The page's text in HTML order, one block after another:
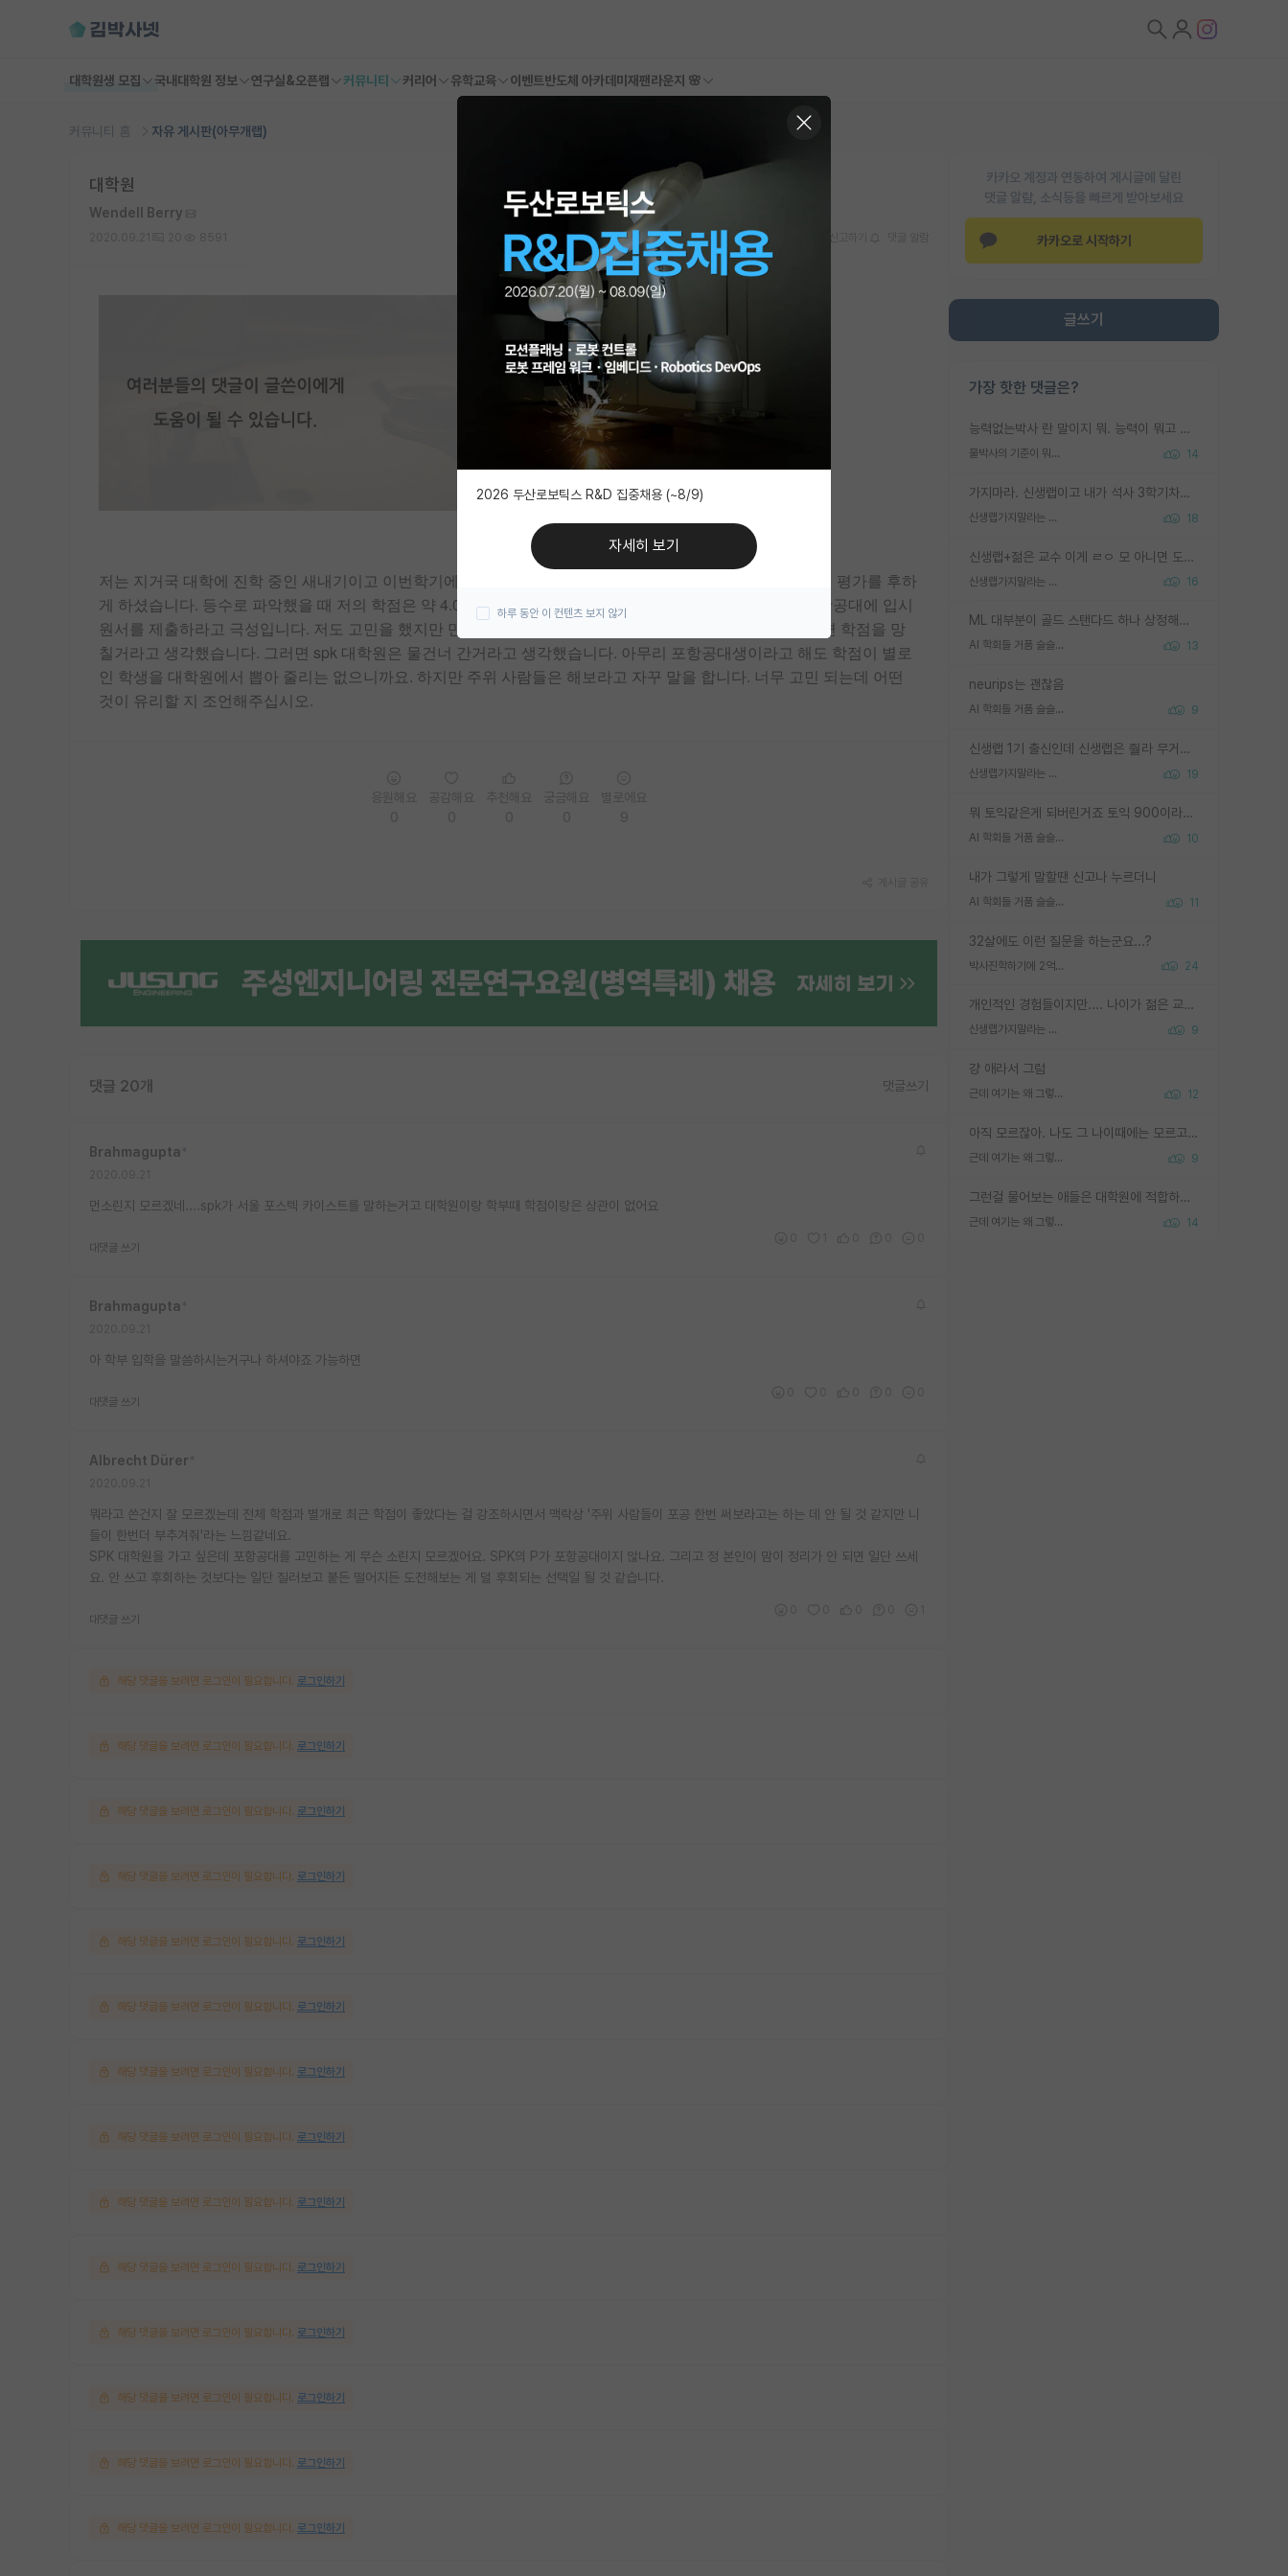
대학원생 모집 국내대학원 정보 연구실&오픈랩 커뮤니티 커리어 유학교육 이벤트반도체 아카데미 재팬라운지 🌸
커뮤니티 홈 자유 게시판(아무개랩)
카카오 계정과 연동하여 게시글에 달린
댓글 알람, 소식등을 빠르게 받아보세요
카카오로 시작하기
글쓰기
가장 핫한 댓글은?
능력없는박사 란 말이지 뭐. 능력이 뭐고 능력이 있다는게 뭔지는 사람마다 기준이 다르니까 얘기해봐야 서로 자기 기준만 얘기해서 논쟁이 끝이 안나고. 주위에서 능력있고 야심있는 신입생이 교수가 유의미한 피드백을 아예 안주면서 제대로된 과제에 참여해볼 기회도 제공하지 않고 잡일 뺑뺑이만 돌려서 맨날 단순작업만 하면서 밤새다가 눈빛이 점점 죽어가는걸 본 사람은 물박사는 교수탓이라고 하고, 교수는 이것저것 알려도 주고 기회도 주고 사수 동기 붙여주면서 어떻게든 끌고가려고 하는데 본인이 매일 뺀질거리면서 출근 하는둥마는둥 하다가 기껏 와서도 폰이나 쳐다보다가 실험 망치고 저녁약속있어서 먼저 가볼게요~ 하는걸 본 사람은 물박사는 본인탓이라고 함.
물박사의 기준이 뭐임? 14
가지마라. 신생랩이고 내가 석사 3학기차인데 최고참인데 나도 아무것도 모르는데 교수가 후배들 왜 논문 교육 안시키냐. 논문 왜 안 써오냐 닦달한다
신생랩가지말라는 이유가 있었구나 18
신생랩+젊은 교수 이게 ㄹㅇ 모 아니면 도인듯.
신생랩가지말라는 이유가 있었구나 16
ML 대부분이 골드 스탠다드 하나 상정해놓고 (벤치마크 데이터셋이 여러 개면 여러 개 상정) 그거 얼마나 잘 맞추나 싸움임 가끔 번뜩이는 설계 철학을 보여주는 논문들도 있지만 대부분 그거 성적 얼마나 더 올리느라에 혈안이 되어 있는 측면이 잇음
AI 학회들 거품 슬슬 지적이 나오네요 13
neurips는 괜찮음
AI 학회들 거품 슬슬 지적이 나오네요 9
신생랩 1기 출신인데 신생랩은 줠라 무거운 바벨 같은거임. 들면 대박인데 못들면 깔려 죽음. 아무도 알려주지 않는 환경에서 자생해야하지만, 일단 살아남았다면 그 어떤 사람보다 악착같고 생존력 높은 사람으로 거듭날 수 있음
신생랩가지말라는 이유가 있었구나 19
뭐 토익같은게 되버린거죠 토익 900이라고 영어잘하는건 아닙니다만 잘하는사람은 다 900을 넘는 그런
AI 학회들 거품 슬슬 지적이 나오네요 10
내가 그렇게 말할땐 신고나 누르더니
AI 학회들 거품 슬슬 지적이 나오네요 11
32살에도 이런 질문을 하는군요...?
박사진학하기에 2억은 괜찮은 (?) 정도의 경제력인가요 24
개인적인 경험들이지만.... 나이가 젊은 교수일수록 꼰대라는 가면을 쓴 채로 무례함을 행동하는 경우가 거의 90% 정도였음. 나이가 어린데 다른 또래들과 달리 명예, 권력, 재력까지 얻었으니 세상 다 가진 기분이겠지. 오히러 나이 든 교수들이 행동과 말을 더 조심하시더라.
신생랩가지말라는 이유가 있었구나 9
걍 애라서 그럼
근데 여기는 왜 그렇게 SPK를 물어보는거임? 12
아직 모르잖아. 나도 그 나이때에는 모르고 평가 받고 안심하고 싶었어.
근데 여기는 왜 그렇게 SPK를 물어보는거임? 9
그런걸 물어보는 애들은 대학원에 적합하지 않다
근데 여기는 왜 그렇게 SPK를 물어보는거임? 14
대학원
Wendell Berry
저는 지거국 대학에 진학 중인 새내기이고 이번학기에 학점은 4.4 정도 받았습니다. 코로나로 인해 교수님들이 평가를 후하
게 하셨습니다. 등수로 파악했을 때 저의 학점은 약 4.0X 입니다. spk대학원에 가고 싶은데 자꾸 주위에서 포항공대에 입시
원서를 제출하라고 극성입니다. 저도 고민을 했지만 만약 포항공대에 입학(물론 될 가능성은 거의 없음)을 하면 학점을 망
칠거라고 생각했습니다. 그러면 spk 대학원은 물건너 간거라고 생각했습니다. 아무리 포항공대생이라고 해도 학점이 별로
인 학생을 대학원에서 뽑아 줄리는 없으니까요. 하지만 주위 사람들은 해보라고 자꾸 말을 합니다. 너무 고민 되는데 어떤
것이 유리할 지 조언해주십시오.
댓글 20개 댓글쓰기
Brahmagupta
먼소린지 모르겠네....spk가 서울 포스텍 카이스트를 말하는거고 대학원이랑 학부때 학점이랑은 상관이 없어요
대댓글 쓰기
Brahmagupta
아 학부 입학을 말씀하시는거구나 하셔야죠 가능하면
대댓글 쓰기
Albrecht Dürer
뭐라고 쓴건지 잘 모르겠는데 전체 학점과 별개로 최근 학점이 좋았다는 걸 강조하시면서 맥락상 '주위 사람들이 포공 한번 써보라고는 하는 데 안 될 것 같지만 니
들이 한번더 부추겨줘'라는 느낌같네요.
SPK 대학원을 가고 싶은데 포항공대를 고민하는 게 무슨 소린지 모르겠어요. SPK의 P가 포항공대이지 않나요. 그리고 정 본인이 맘이 정리가 안 되면 일단 쓰세
요. 안 쓰고 후회하는 것보다는 일단 질러보고 붙든 떨어지든 도전해보는 게 덜 후회되는 선택일 될 것 같습니다.
대댓글 쓰기
해당 댓글을 보려면 로그인이 필요합니다. 로그인하기
해당 댓글을 보려면 로그인이 필요합니다. 로그인하기
해당 댓글을 보려면 로그인이 필요합니다. 로그인하기
해당 댓글을 보려면 로그인이 필요합니다. 로그인하기
해당 댓글을 보려면 로그인이 필요합니다. 로그인하기
해당 댓글을 보려면 로그인이 필요합니다. 로그인하기
해당 댓글을 보려면 로그인이 필요합니다. 로그인하기
해당 댓글을 보려면 로그인이 필요합니다. 로그인하기
해당 댓글을 보려면 로그인이 필요합니다. 로그인하기
해당 댓글을 보려면 로그인이 필요합니다. 로그인하기
해당 댓글을 보려면 로그인이 필요합니다. 로그인하기
해당 댓글을 보려면 로그인이 필요합니다. 로그인하기
해당 댓글을 보려면 로그인이 필요합니다. 로그인하기
해당 댓글을 보려면 로그인이 필요합니다. 로그인하기
2026 두산로보틱스 R&D 집중채용 (~8/9)
자세히 보기
하루 동안 이 컨텐츠 보지 않기